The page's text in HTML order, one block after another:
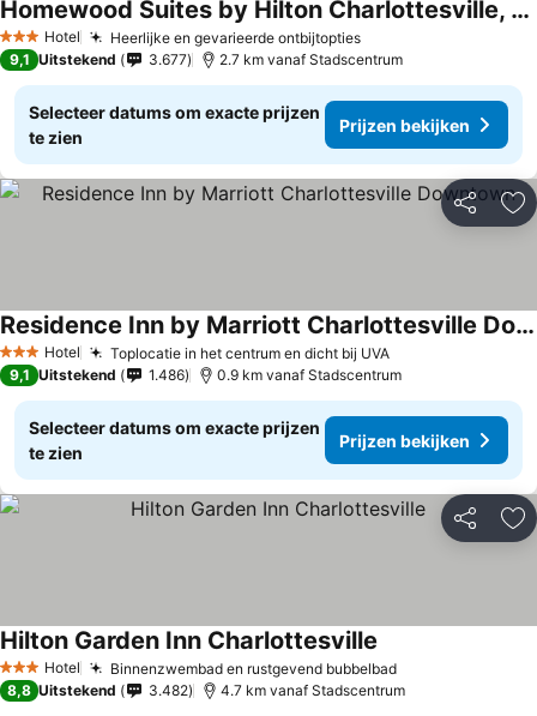
3 SterrenHotel Heerlijke en gevarieerde ontbijtopties
Homewood Suites by Hilton Charlottesville, VA
9,1 Uitstekend 3.677 2.7 km vanaf Stadscentrum
Selecteer datums om exacte prijzen
te zien
Prijzen bekijken
Delen
3 SterrenHotel Toplocatie in het centrum en dicht bij UVA
Residence Inn by Marriott Charlottesville Downtown
9,1 Uitstekend 1.486 0.9 km vanaf Stadscentrum
Selecteer datums om exacte prijzen
te zien
Prijzen bekijken
Delen
3 SterrenHotel Binnenzwembad en rustgevend bubbelbad
Hilton Garden Inn Charlottesville
8,8 Uitstekend 3.482 4.7 km vanaf Stadscentrum